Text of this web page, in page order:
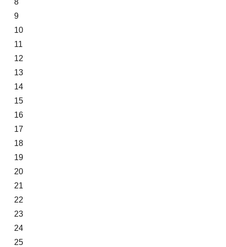
8
9
10
11
12
13
14
15
16
17
18
19
20
21
22
23
24
25